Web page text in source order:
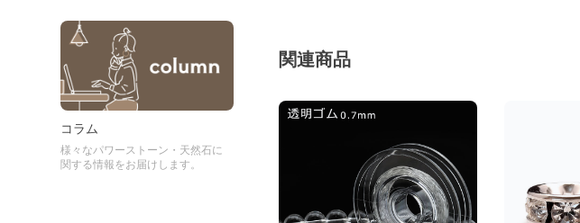
コラム
様々なパワーストーン・天然石に
関する情報をお届けします。
関連商品